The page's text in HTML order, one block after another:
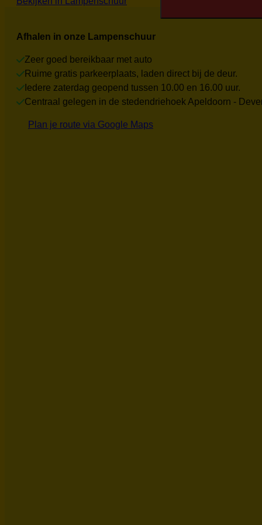
Refurbished
Afhalen in onze Lampenschuur
Zeer goed bereikbaar met auto
Ruime gratis parkeerplaats, laden direct bij de deur.
Iedere zaterdag geopend tussen 10.00 en 16.00 uur.
Centraal gelegen in de stedendriehoek Apeldoorn -
Plan je route via Google Maps